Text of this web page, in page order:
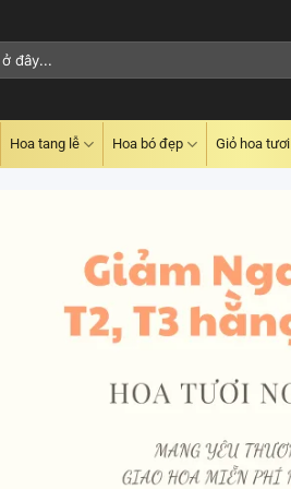
Hoa tang lễ Hoa bó đẹp Giỏ hoa tươi